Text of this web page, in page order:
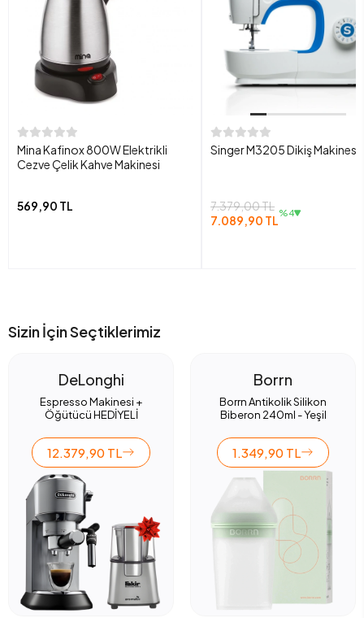
Mina Kafinox 800W Elektrikli
Cezve Çelik Kahve Makinesi
569,90 TL
Singer M3205 Dikiş Makinesi
7.379,00 TL
7.089,90 TL %4
Sizin İçin Seçtiklerimiz
DeLonghi
Espresso Makinesi +
Öğütücü HEDİYELİ
12.379,90 TL
Borrn
Borrn Antikolik Silikon
Biberon 240ml - Yeşil
1.349,90 TL